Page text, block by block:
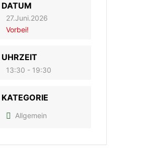
DATUM
27.Juni.2026
Vorbei!
UHRZEIT
13:30 - 19:30
KATEGORIE
Allgemein